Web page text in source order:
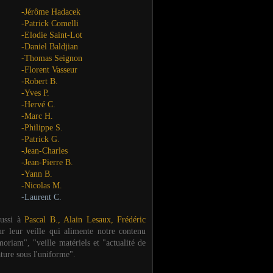
-Jérôme Hadacek
-Patrick Comelli
-Elodie Saint-Lot
-Daniel Baldjian
-Thomas Seignon
-Florent Vasseur
-Robert B.
-Yves P.
-Hervé C.
-Marc H.
-Philippe S.
-Patrick G.
-Jean-Charles
-Jean-Pierre B.
-Yann B.
-Nicolas M.
-Laurent C.
àPascal B., Alain Lesaux, Frédéric
leur veille qui alimente notre contenu
"veille matériels et "actualité de
sous l'uniforme".